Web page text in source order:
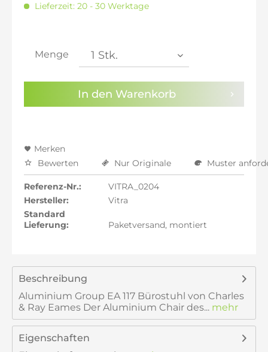
Sie haben dieDatenschutzbestimmungen
Kenntnis genommen.
inkl. 21% MwSt.: 3.121,60 €
Lieferzeit: 20 - 30 Werktage
Menge
In den Warenkorb
Merken
Bewerten
Nur Originale Muster
Referenz-Nr.:
VITRA_0204
Hersteller:
Vitra
Standard
Lieferung:
Paketversand, montiert
Beschreibung
Aluminium Group EA 117 Bürostuhl von Charles
& Ray Eames Der Aluminium Chair des... mehr
Eigenschaften